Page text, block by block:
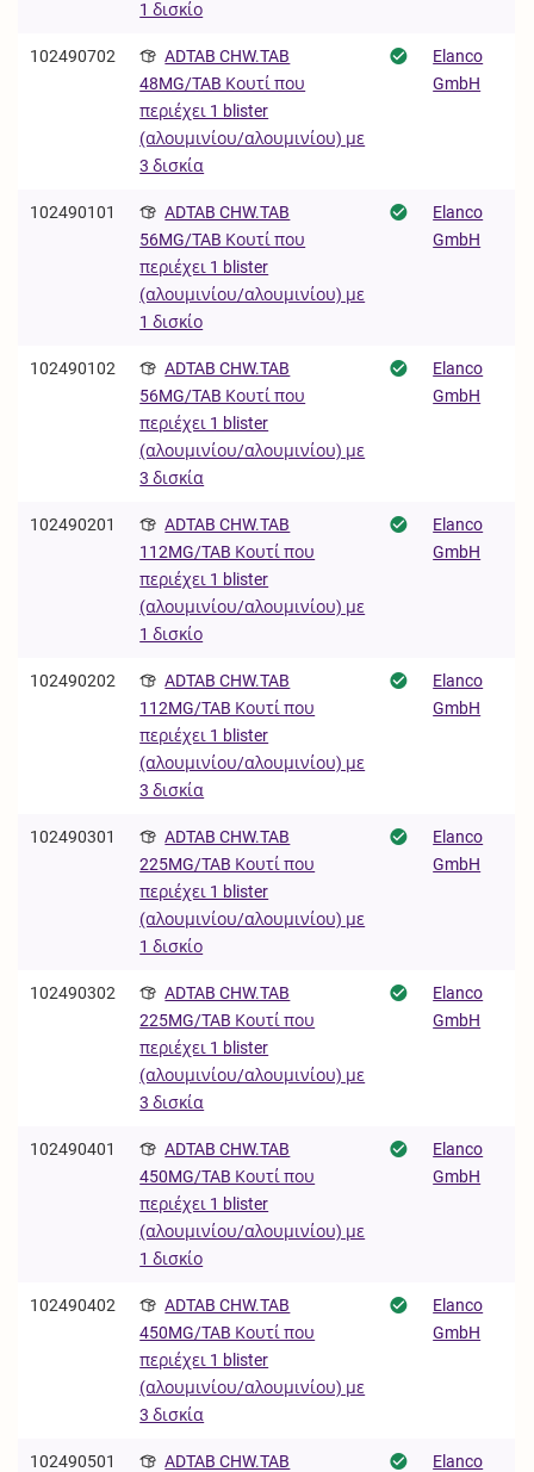
1 δισκίο
102490702
ADTAB CHW.TAB
48MG/TAB Κουτί που
περιέχει 1 blister
(αλουμινίου/αλουμινίου) με
3 δισκία
Elanco
GmbH
102490101
ADTAB CHW.TAB
56MG/TAB Κουτί που
περιέχει 1 blister
(αλουμινίου/αλουμινίου) με
1 δισκίο
Elanco
GmbH
102490102
ADTAB CHW.TAB
56MG/TAB Κουτί που
περιέχει 1 blister
(αλουμινίου/αλουμινίου) με
3 δισκία
Elanco
GmbH
102490201
ADTAB CHW.TAB
112MG/TAB Κουτί που
περιέχει 1 blister
(αλουμινίου/αλουμινίου) με
1 δισκίο
Elanco
GmbH
102490202
ADTAB CHW.TAB
112MG/TAB Κουτί που
περιέχει 1 blister
(αλουμινίου/αλουμινίου) με
3 δισκία
Elanco
GmbH
102490301
ADTAB CHW.TAB
225MG/TAB Κουτί που
περιέχει 1 blister
(αλουμινίου/αλουμινίου) με
1 δισκίο
Elanco
GmbH
102490302
ADTAB CHW.TAB
225MG/TAB Κουτί που
περιέχει 1 blister
(αλουμινίου/αλουμινίου) με
3 δισκία
Elanco
GmbH
102490401
ADTAB CHW.TAB
450MG/TAB Κουτί που
περιέχει 1 blister
(αλουμινίου/αλουμινίου) με
1 δισκίο
Elanco
GmbH
102490402
ADTAB CHW.TAB
450MG/TAB Κουτί που
περιέχει 1 blister
(αλουμινίου/αλουμινίου) με
3 δισκία
Elanco
GmbH
102490501
ADTAB CHW.TAB
Elanco